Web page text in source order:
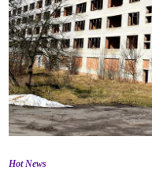
Hot News